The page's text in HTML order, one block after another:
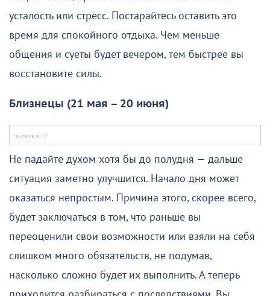
усталость или стресс. Постарайтесь оставить это
время для спокойного отдыха. Чем меньше
общения и суеты будет вечером, тем быстрее вы
восстановите силы.
Близнецы (21 мая – 20 июня)
Не падайте духом хотя бы до полудня — дальше
ситуация заметно улучшится. Начало дня может
оказаться непростым. Причина этого, скорее всего,
будет заключаться в том, что раньше вы
переоценили свои возможности или взяли на себя
слишком много обязательств, не подумав,
насколько сложно будет их выполнить. А теперь